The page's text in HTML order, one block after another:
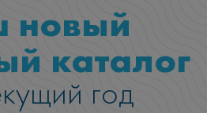
новый
каталог
год